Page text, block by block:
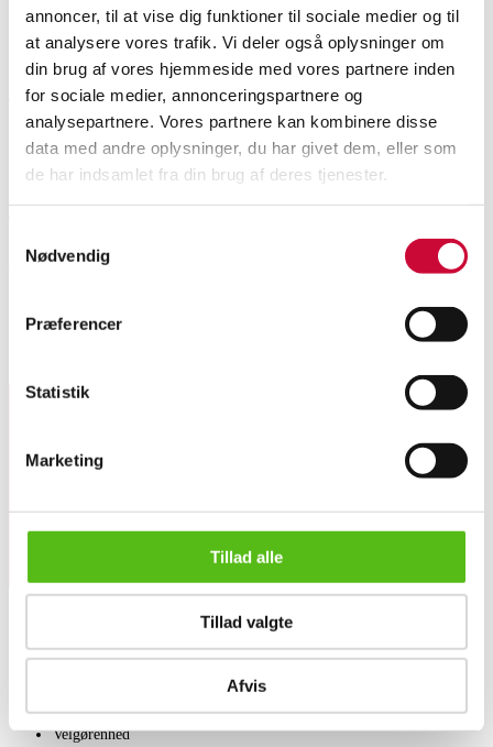
annoncer, til at vise dig funktioner til sociale medier og til
at analysere vores trafik. Vi deler også oplysninger om
din brug af vores hjemmeside med vores partnere inden
for sociale medier, annonceringspartnere og
analysepartnere. Vores partnere kan kombinere disse
data med andre oplysninger, du har givet dem, eller som
de har indsamlet fra din brug af deres tjenester.
Nødvendig
Præferencer
Statistik
Marketing
Tillad alle
Tillad valgte
Afvis
Spisestel, kaffestel
SHOWROOM
Vejle
VURDERING
DKK 1.000
VARENUMMER
6507154
Beskrivelse
bestående af: 6 kopper og 6 underkopper nr. 14622, et askebæger nr. 14636,
sovseskål nr. 14603, 4 thekopper nr. 14634, smørskål 14624, skål m. låg nr.
Tilmeld dig vores nyhedsbrev og modtag nyheder samt
Kontakt os
Velgørenhed